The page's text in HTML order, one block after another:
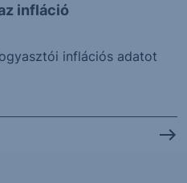
infláció
inflációs adatot